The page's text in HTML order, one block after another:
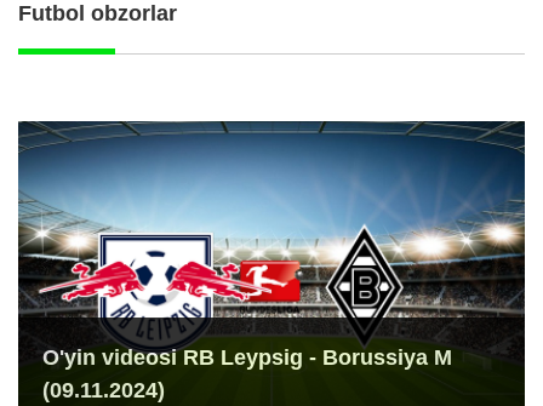
Futbol obzorlar
O'yin videosi RB Leypsig - Borussiya M
(09.11.2024)